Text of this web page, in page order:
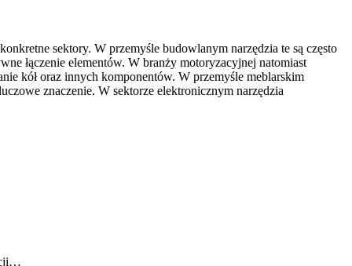
sektory. W przemyśle budowlanym narzędzia te są często
łączenie elementów. W branży motoryzacyjnej natomiast
kół oraz innych komponentów. W przemyśle meblarskim
znaczenie. W sektorze elektronicznym narzędzia